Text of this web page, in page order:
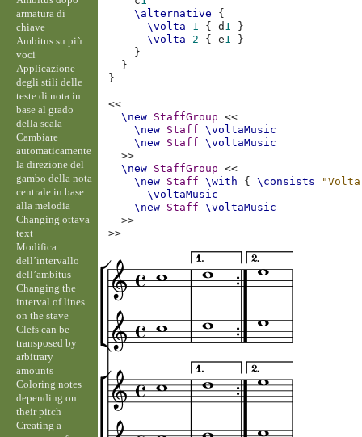
\alternative
{
\volta
1 { d 1
}
\volta
2 { e1
}
}
}
}
<<
\new StaffGroup
<<
\new Staff
\voltaMusic
\new Staff
\voltaMusic
>>
\new StaffGroup
<<
\new Staff \with { \consists
\voltaMusic
\new Staff
\voltaMusic
>>
>>
armatura di
chiave
Ambitus su più
voci
Applicazione
degli stili delle
teste di nota in
base al grado
della scala
Cambiare
automaticamente
la direzione del
gambo della nota
centrale in base
alla melodia
Changing ottava
text
Modifica
dell’intervallo
dell’ambitus
Changing the
interval of lines
on the stave
Clefs can be
transposed by
arbitrary
amounts
Coloring notes
depending on
their pitch
Creating a